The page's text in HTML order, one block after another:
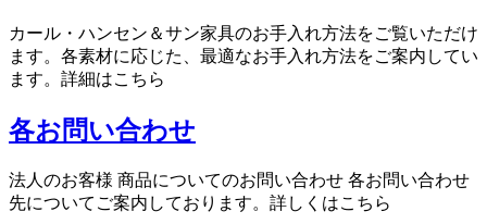
カール・ハンセン＆サン家具のお手入れ方法をご覧いただけ
ます。各素材に応じた、最適なお手入れ方法をご案内してい
ます。詳細はこちら
各お問い合わせ
法人のお客様 商品についてのお問い合わせ 各お問い合わせ
先についてご案内しております。詳しくはこちら